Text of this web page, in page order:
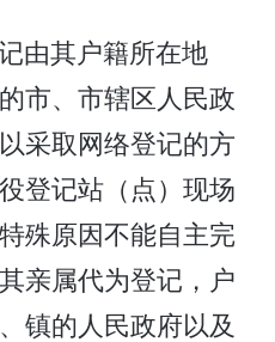
由其户籍所在地
市、市辖区人民政
采取网络登记的方
登记站（点）现场
殊原因不能自主完
亲属代为登记，户
镇的人民政府以及